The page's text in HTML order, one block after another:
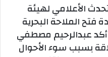
الأعلامي لهيئة
فتح الملاحة البحرية
أكد عبدالرحيم مصطفي
بسبب سوء الأحوال